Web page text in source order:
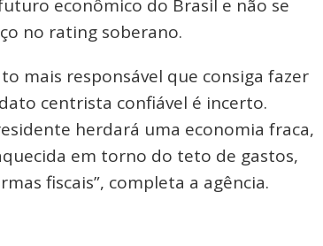
econômico do Brasil e não se
no rating soberano.
mais responsável que consiga fazer
centrista confiável é incerto.
herdará uma economia fraca,
em torno do teto de gastos,
fiscais”, completa a agência.